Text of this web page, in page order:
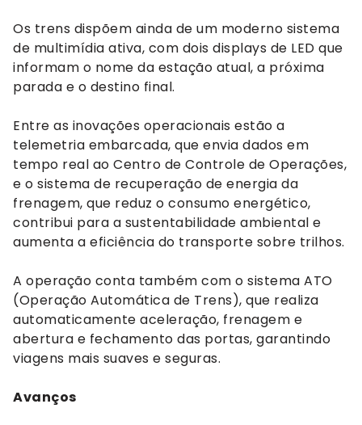
Os trens dispõem ainda de um moderno sistema
de multimídia ativa, com dois displays de LED que
informam o nome da estação atual, a próxima
parada e o destino final.
Entre as inovações operacionais estão a
telemetria embarcada, que envia dados em
tempo real ao Centro de Controle de Operações,
e o sistema de recuperação de energia da
frenagem, que reduz o consumo energético,
contribui para a sustentabilidade ambiental e
aumenta a eficiência do transporte sobre trilhos.
A operação conta também com o sistema ATO
(Operação Automática de Trens), que realiza
automaticamente aceleração, frenagem e
abertura e fechamento das portas, garantindo
viagens mais suaves e seguras.
Avanços